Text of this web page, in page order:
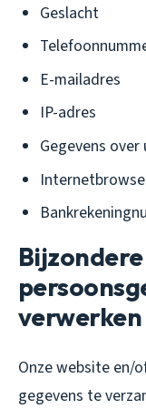
Geslacht
E-mailadres
IP-adres
Gegevens
verwerken
Onze website en/
gegevens te